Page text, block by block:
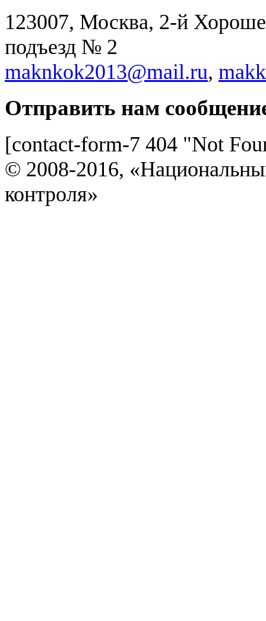
123007, Москва, 2-й
подъезд № 2
maknkok2013@mail.ru,
Отправить нам
[contact-form-7 404 "Not
© 2008-2016,
контроля»